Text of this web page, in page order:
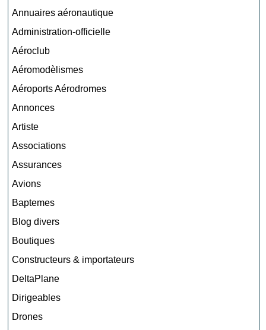
Annuaires aéronautique
Administration-officielle
Aéroclub
Aéromodèlismes
Aéroports Aérodromes
Annonces
Artiste
Associations
Assurances
Avions
Baptemes
Blog divers
Boutiques
Constructeurs & importateurs
DeltaPlane
Dirigeables
Drones